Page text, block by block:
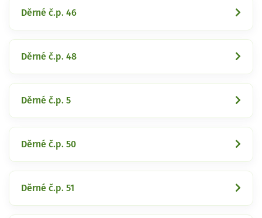
Děrné č.p. 46
Děrné č.p. 48
Děrné č.p. 5
Děrné č.p. 50
Děrné č.p. 51